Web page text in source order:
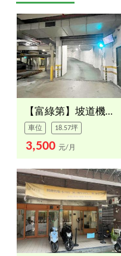
【富綠第】坡道機械車位
車位 18.57坪
3,500 元/月